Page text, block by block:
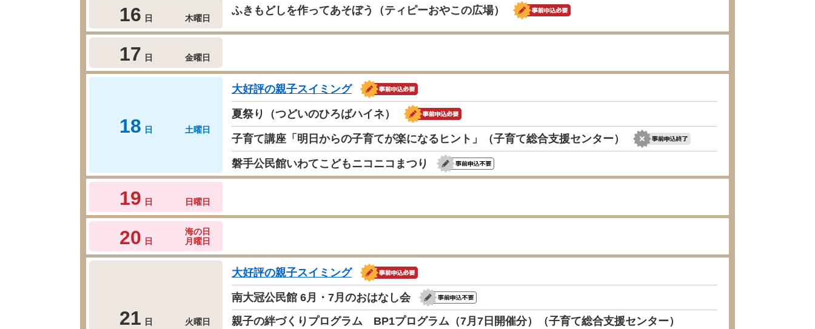
16 日 木曜日
ふきもどしを作ってあそぼう（ティピーおやこの広場）
17 日 金曜日
18 日 土曜日
大好評の親子スイミング
夏祭り（つどいのひろばハイネ）
子育て講座「明日からの子育てが楽になるヒント」（子育て総合支援センター）
磐手公民館いわてこどもニコニコまつり
19 日 日曜日
20 日
海の日
月曜日
21 日 火曜日
大好評の親子スイミング
南大冠公民館 6月・7月のおはなし会
親子の絆づくりプログラム BP1プログラム（7月7日開催分）（子育て総合支援センター）